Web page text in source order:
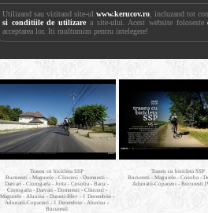
Utilizand sau vizitand site-ulwww.kerucov.ro , incluzand tot
si conditiile de utilizare a site-ului. Acest website foloseste
acceptarea lor. Iti multumim pentru intelegere!
Traseu cu bicicleta SSP
Bucuresti - Magurele - Clinceni - Domnesti -
Darvari - Ciorogarla - Joita - Cosoba - Bacu -
Ciorogarla - Darvari - Domnesti - Clinceni -
Magurele - Alunisu - Darasti-Ilfov - 1 Decembrie -
Adunatii-Copaceni - 1 Decembrie - Alunisu -
Bucuresti
Traseu cu bicicleta SSP
Bucuresti - Magurele - Cosoba -
Adunatii-Copaceni - Bucuresti